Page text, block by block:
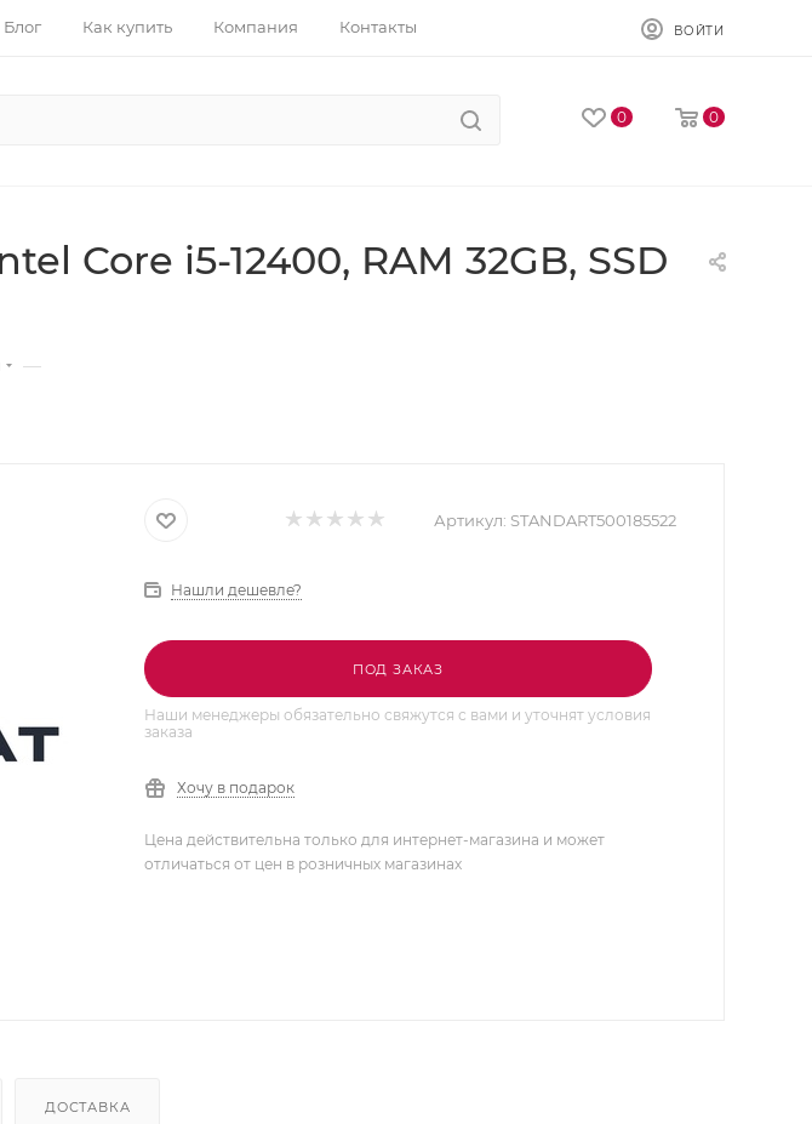
Блог Как купить Компания Контакты ВОЙТИ
0 0
Core i5-12400, RAM 32GB, SSD
—
Артикул: STANDART500185522
Нашли дешевле?
ПОД ЗАКАЗ
Наши менеджеры обязательно свяжутся с вами и уточнят условия
заказа
Хочу в подарок
Цена действительна только для интернет-магазина и может
отличаться от цен в розничных магазинах
ДОСТАВКА